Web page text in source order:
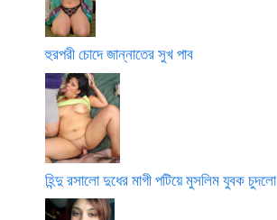
হুরপরী চোদে জান্নাতের সুখ পাব
হিন্দু রসালো দুধের মাগী পটিয়ে মুসলিম যুবক চুদলো